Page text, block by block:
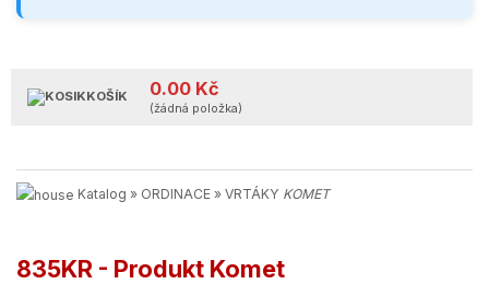
KOŠÍK 0.00 Kč
(žádná položka)
Katalog » ORDINACE » VRTÁKY KOMET
835KR - Produkt Komet